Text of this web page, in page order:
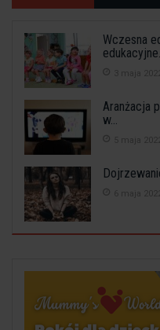
Wczesna
edukacyjne...
3 maja 2022
Aranżacja
w...
5 maja 2022
6 maja 2022